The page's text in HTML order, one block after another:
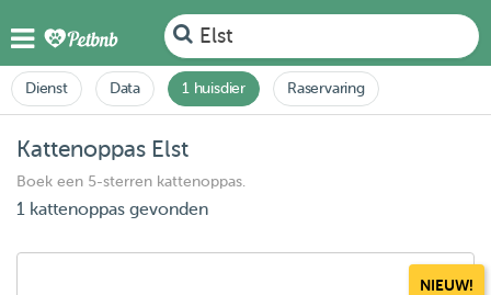
Elst
Dienst Data 1 huisdier Raservaring
Kattenoppas Elst
Boek een 5-sterren kattenoppas.
1 kattenoppas gevonden
NIEUW!